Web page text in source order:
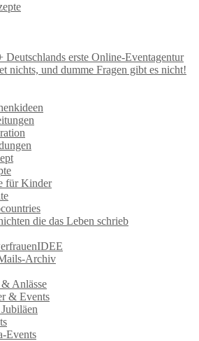
Deutschlands erste Online-Eventagentur
nichts, und dumme Fragen gibt es nicht!
für Kinder
die das Leben schrieb
Archiv
Anlässe
& Events
Events